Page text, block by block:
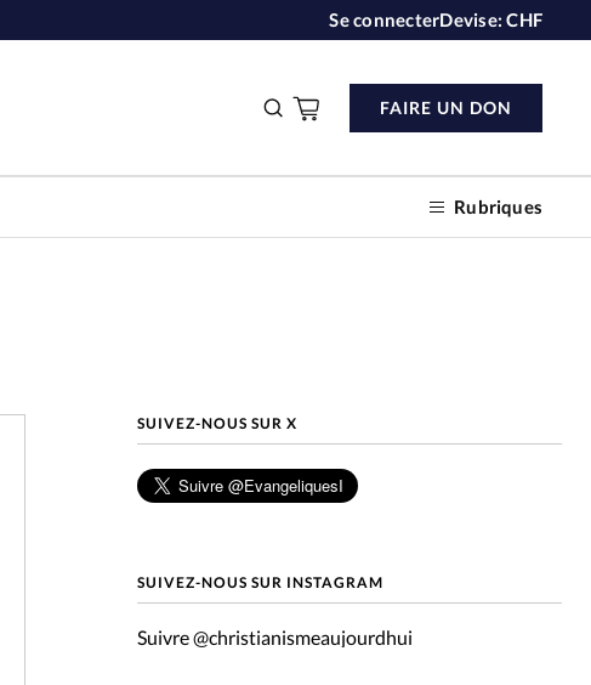
Se connecterDevise:CHF
Rubriques
FAIRE UN DON
d'adresse
SUIVEZ-NOUS SUR X
SUIVEZ-NOUS SUR INSTAGRAM
Suivre @christianismeaujourdhui